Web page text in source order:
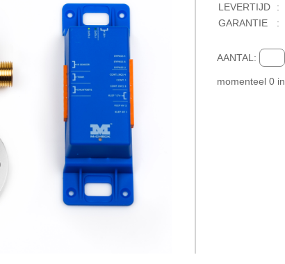
LEVERTIJD
:
GARANTIE
:
AANTAL:
momenteel 0